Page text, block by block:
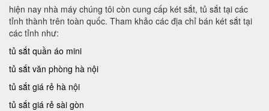
hiện nay nhà máy chúng tôi còn cung cấp két sắt, tủ sắt tại các
tỉnh thành trên toàn quốc. Tham khảo các địa chỉ bán két sắt tại
các tỉnh như:
tủ sắt quần áo mini
tủ sắt văn phòng hà nội
tủ sắt giá rẻ hà nội
tủ sắt giá rẻ sài gòn